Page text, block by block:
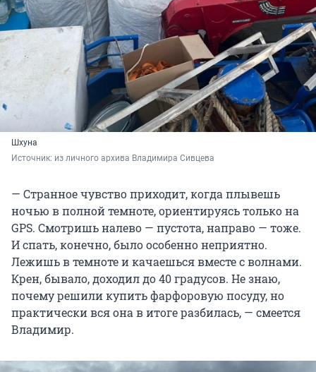
Шхуна
Источник: из личного архива Владимира Сивцева
— Странное чувство приходит, когда плывешь
ночью в полной темноте, ориентируясь только на
GPS. Смотришь налево — пустота, направо — тоже.
И спать, конечно, было особенно неприятно.
Лежишь в темноте и качаешься вместе с волнами.
Крен, бывало, доходил до 40 градусов. Не знаю,
почему решили купить фарфоровую посуду, но
практически вся она в итоге разбилась, — смеется
Владимир.